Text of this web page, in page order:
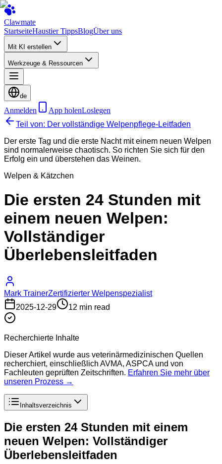
Clawmate
StartseiteHaustier TippsBlogÜber uns
Mit KI erstellen
Werkzeuge & Ressourcen
de
Anmelden App holenLoslegen
Teil von: Der vollständige Welpenpflege-Leitfaden
Der erste Tag und die erste Nacht mit einem neuen Welpen
sind normalerweise chaotisch. So richten Sie sich für den
Erfolg ein und überstehen das Weinen.
Welpen & Kätzchen
Die ersten 24 Stunden mit
einem neuen Welpen:
Vollständiger
Überlebensleitfaden
Mark TrainerZertifizierter Welpenspezialist
2025-12-29
12 min read
Recherchierte Inhalte
Dieser Artikel wurde aus veterinärmedizinischen Quellen
recherchiert, einschließlich AVMA, ASPCA und von
Fachleuten geprüften Zeitschriften. Erfahren Sie mehr über
unseren Prozess →
Inhaltsverzeichnis
Die ersten 24 Stunden mit einem
neuen Welpen: Vollständiger
Überlebensleitfaden